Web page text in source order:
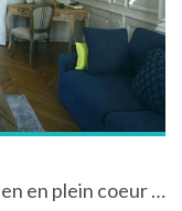
Appartement de style Haussmannien en plein coeur du centre historique de Beaune